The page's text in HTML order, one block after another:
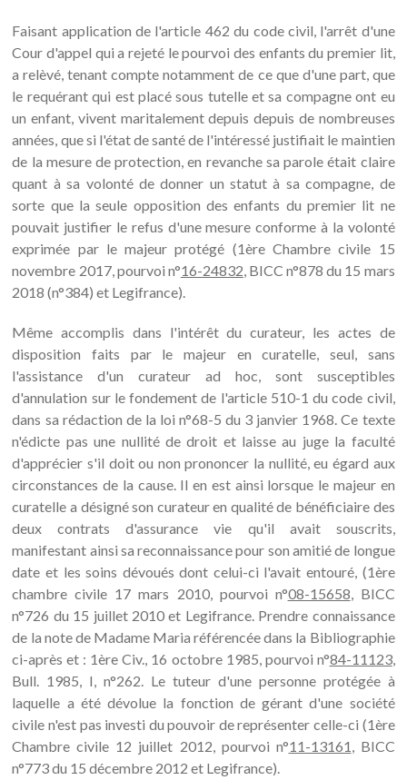
Faisant application de l'article 462 du code civil, l'arrêt d'une
Cour d'appel qui a rejeté le pourvoi des enfants du premier lit,
a relèvé, tenant compte notamment de ce que d'une part, que
le requérant qui est placé sous tutelle et sa compagne ont eu
un enfant, vivent maritalement depuis depuis de nombreuses
années, que si l'état de santé de l'intéressé justifiait le maintien
de la mesure de protection, en revanche sa parole était claire
quant à sa volonté de donner un statut à sa compagne, de
sorte que la seule opposition des enfants du premier lit ne
pouvait justifier le refus d'une mesure conforme à la volonté
exprimée par le majeur protégé (1ère Chambre civile 15
novembre 2017, pourvoi n°16-24832, BICC n°878 du 15 mars
2018 (n°384) et Legifrance).
Même accomplis dans l'intérêt du curateur, les actes de
disposition faits par le majeur en curatelle, seul, sans
l'assistance d'un curateur ad hoc, sont susceptibles
d'annulation sur le fondement de l'article 510-1 du code civil,
dans sa rédaction de la loi n°68-5 du 3 janvier 1968. Ce texte
n'édicte pas une nullité de droit et laisse au juge la faculté
d'apprécier s'il doit ou non prononcer la nullité, eu égard aux
circonstances de la cause. Il en est ainsi lorsque le majeur en
curatelle a désigné son curateur en qualité de bénéficiaire des
deux contrats d'assurance vie qu'il avait souscrits,
manifestant ainsi sa reconnaissance pour son amitié de longue
date et les soins dévoués dont celui-ci l'avait entouré, (1ère
chambre civile 17 mars 2010, pourvoi n°08-15658, BICC
n°726 du 15 juillet 2010 et Legifrance. Prendre connaissance
de la note de Madame Maria référencée dans la Bibliographie
ci-après et : 1ère Civ., 16 octobre 1985, pourvoi n°84-11123,
Bull. 1985, I, n°262. Le tuteur d'une personne protégée à
laquelle a été dévolue la fonction de gérant d'une société
civile n'est pas investi du pouvoir de représenter celle-ci (1ère
Chambre civile 12 juillet 2012, pourvoi n°11-13161, BICC
n°773 du 15 décembre 2012 et Legifrance).